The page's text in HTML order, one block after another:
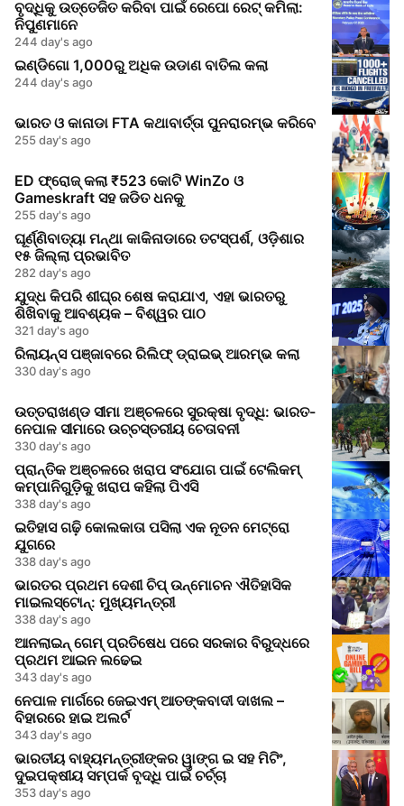
ବୃଦ୍ଧିକୁ ଉତ୍ତେଜିତ କରିବା ପାଇଁ ରେପୋ ରେଟ୍ କମିଲା:
ନିପୁଣମାନେ
244 day's ago
ଇଣ୍ଡିଗୋ 1,000ରୁ ଅଧିକ ଉଡାଣ ବାତିଲ କଲା
244 day's ago
ଭାରତ ଓ କାନାଡା FTA କଥାବାର୍ତ୍ତା ପୁନରାରମ୍ଭ କରିବେ
255 day's ago
ED ଫ୍ରୋଜ୍ କଲା ₹523 କୋଟି WinZo ଓ
Gameskraft ସହ ଜଡିତ ଧନକୁ
255 day's ago
ଘୂର୍ଣ୍ଣିବାତ୍ୟା ମନ୍ଥା କାକିନାଡାରେ ତଟସ୍ପର୍ଶ, ଓଡ଼ିଶାର
୧୫ ଜିଲ୍ଲା ପ୍ରଭାବିତ
282 day's ago
ଯୁଦ୍ଧ କିପରି ଶୀଘ୍ର ଶେଷ କରାଯାଏ, ଏହା ଭାରତରୁ
ଶିଖିବାକୁ ଆବଶ୍ୟକ – ବିଶ୍ୱର ପାଠ
321 day's ago
ରିଲାୟନ୍ସ ପଞ୍ଜାବରେ ରିଲିଫ୍ ଡ୍ରାଇଭ୍ ଆରମ୍ଭ କଲା
330 day's ago
ଉତ୍ତରାଖଣ୍ଡ ସୀମା ଅଞ୍ଚଳରେ ସୁରକ୍ଷା ବୃଦ୍ଧି: ଭାରତ-
ନେପାଳ ସୀମାରେ ଉଚ୍ଚସ୍ତରୀୟ ଚେତାବନୀ
330 day's ago
ପ୍ରାନ୍ତିକ ଅଞ୍ଚଳରେ ଖରାପ ସଂଯୋଗ ପାଇଁ ଟେଲିକମ୍
କମ୍ପାନିଗୁଡ଼ିକୁ ଖରାପ କହିଲା ପିଏସି
338 day's ago
ଇତିହାସ ଗଢ଼ି କୋଲକାତା ପସିଲା ଏକ ନୂତନ ମେଟ୍ରୋ
ଯୁଗରେ
338 day's ago
ଭାରତର ପ୍ରଥମ ଦେଶୀ ଚିପ୍ ଉନ୍ମୋଚନ ଐତିହାସିକ
ମାଇଲସ୍ଟୋନ୍: ମୁଖ୍ୟମନ୍ତ୍ରୀ
338 day's ago
ଆନଲାଇନ୍ ଗେମ୍ ପ୍ରତିଷେଧ ପରେ ସରକାର ବିରୁଦ୍ଧରେ
ପ୍ରଥମ ଆଇନ ଲଢେଇ
343 day's ago
ନେପାଳ ମାର୍ଗରେ ଜେଇଏମ୍ ଆତଙ୍କବାଦୀ ଦାଖଲ –
ବିହାରରେ ହାଇ ଅଲର୍ଟ
343 day's ago
ଭାରତୀୟ ବାହ୍ୟମନ୍ତ୍ରୀଙ୍କର ୱାଙ୍ଗ ଇ ସହ ମିଟିଂ,
ଦୁଇପକ୍ଷୀୟ ସମ୍ପର୍କ ବୃଦ୍ଧି ପାଇଁ ଚର୍ଚ୍ଚା
353 day's ago